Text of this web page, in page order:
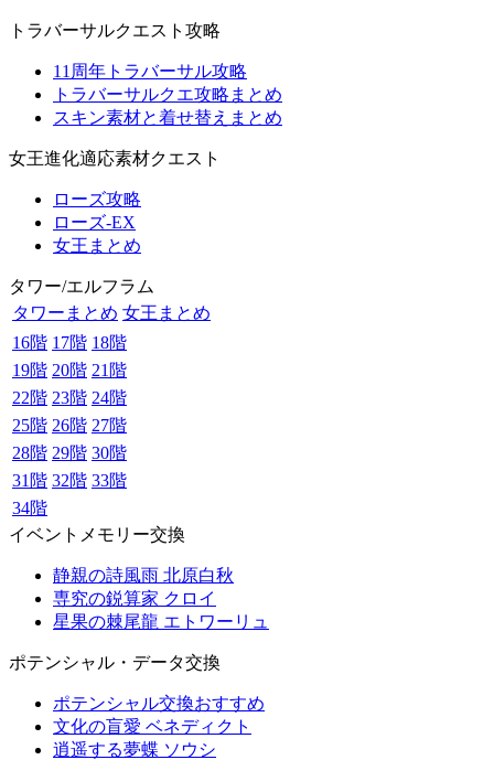
トラバーサルクエスト攻略
11周年トラバーサル攻略
トラバーサルクエ攻略まとめ
スキン素材と着せ替えまとめ
女王進化適応素材クエスト
ローズ攻略
ローズ-EX
女王まとめ
タワー/エルフラム
タワーまとめ 女王まとめ
16階 17階 18階
19階 20階 21階
22階 23階 24階
25階 26階 27階
28階 29階 30階
31階 32階 33階
34階
イベントメモリー交換
静親の詩風雨 北原白秋
専究の鋭算家 クロイ
星果の棘尾龍 エトワーリュ
ポテンシャル・データ交換
ポテンシャル交換おすすめ
文化の盲愛 ベネディクト
逍遥する夢蝶 ソウシ